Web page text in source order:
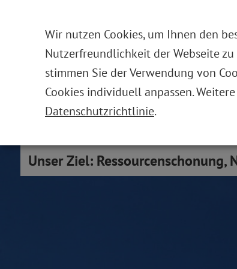
Wir nutzen Cookies, um Ihnen den
Nutzerfreundlichkeit der Webseite
stimmen Sie der Verwendung von
Cookies individuell anpassen.
Datenschutzrichtlinie.
DIE STIFTUNG
Unser Ziel: